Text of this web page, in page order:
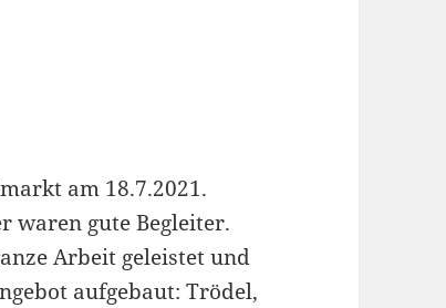
am 18.7.2021.
waren gute Begleiter.
Arbeit geleistet und
aufgebaut: Trödel,